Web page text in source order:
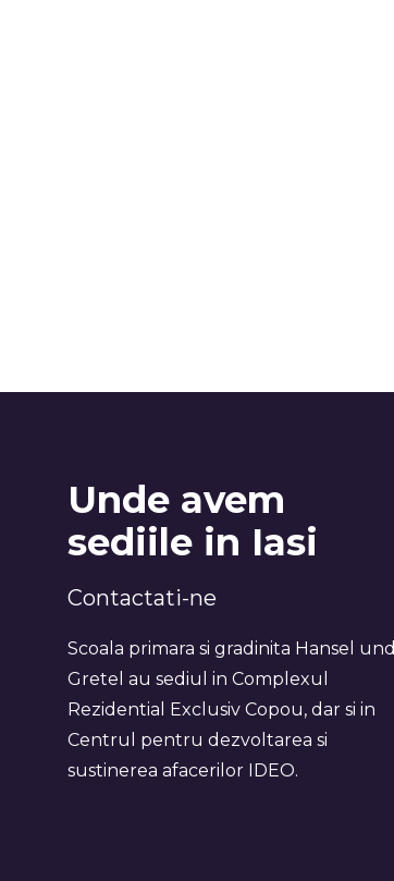
Unde avem
sediile in Iasi
Contactati-ne
Scoala primara si gradinita Hansel und
Gretel au sediul in Complexul
Rezidential Exclusiv Copou, dar si in
Centrul pentru dezvoltarea si
sustinerea afacerilor IDEO.